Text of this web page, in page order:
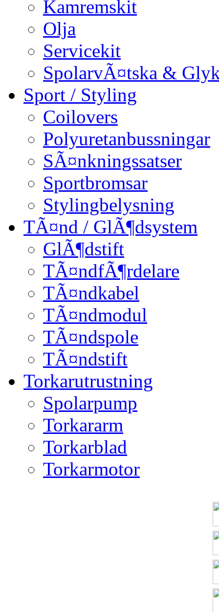
Kamremskit
Olja
Servicekit
SpolarvÃ¤tska &
Sport / Styling
Coilovers
Polyuretanbussningar
SÃ¤nkningssatser
Sportbromsar
Stylingbelysning
TÃ¤nd / GlÃ¶dsystem
GlÃ¶dstift
TÃ¤ndfÃ¶rdelare
TÃ¤ndkabel
TÃ¤ndmodul
TÃ¤ndspole
TÃ¤ndstift
Torkarutrustning
Spolarpump
Torkararm
Torkarblad
Torkarmotor